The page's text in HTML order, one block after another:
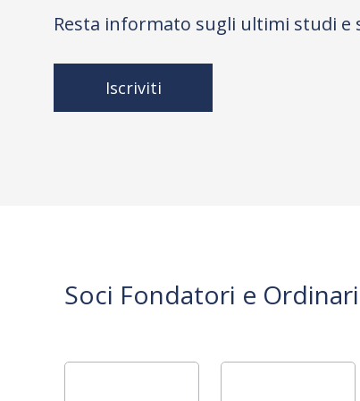
Resta informato sugli ultimi studi e
Iscriviti
Soci Fondatori e Ordinari